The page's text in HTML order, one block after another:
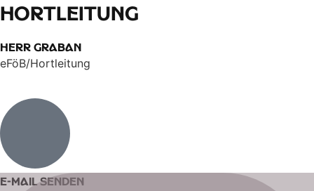
Hortleitung
Herr Graban
eFöB/Hortleitung
E-Mail senden​